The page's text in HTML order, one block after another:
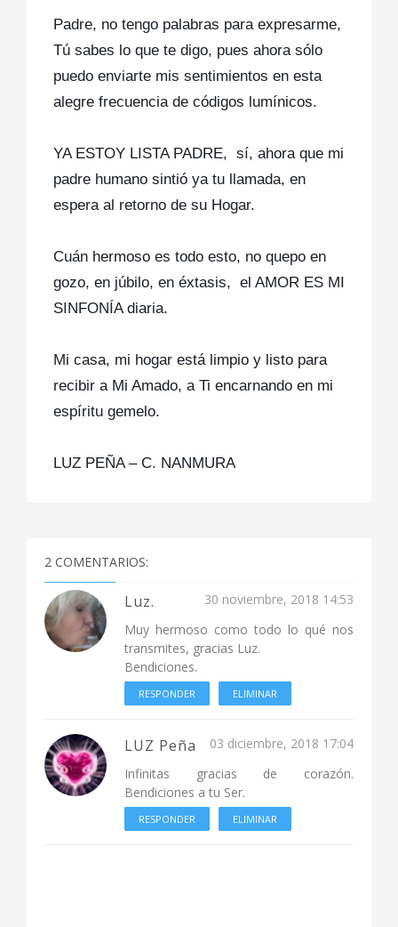
Padre, no tengo palabras para expresarme,
Tú sabes lo que te digo, pues ahora sólo
puedo enviarte mis sentimientos en esta
alegre frecuencia de códigos lumínicos.
YA ESTOY LISTA PADRE, sí, ahora que mi
padre humano sintió ya tu llamada, en
espera al retorno de su Hogar.
Cuán hermoso es todo esto, no quepo en
gozo, en júbilo, en éxtasis, el AMOR ES MI
SINFONÍA diaria.
Mi casa, mi hogar está limpio y listo para
recibir a Mi Amado, a Ti encarnando en mi
espíritu gemelo.
LUZ PEÑA – C. NANMURA
2 COMENTARIOS:
Luz.
30 noviembre, 2018 14:53
Muy hermoso como todo lo qué nos
transmites, gracias Luz.
Bendiciones.
RESPONDER ELIMINAR
LUZ Peña
03 diciembre, 2018 17:04
Infinitas gracias de corazón.
Bendiciones a tu Ser.
RESPONDER ELIMINAR